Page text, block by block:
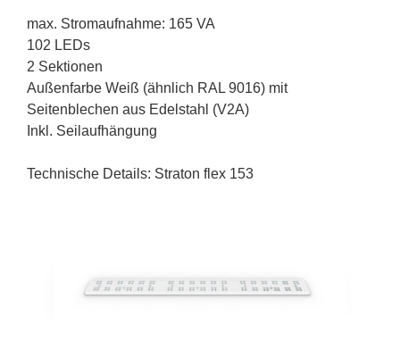
max. Stromaufnahme: 165 VA
102 LEDs
2 Sektionen
Außenfarbe Weiß (ähnlich RAL 9016) mit
Seitenblechen aus Edelstahl (V2A)
Inkl. Seilaufhängung
Technische Details: Straton flex 153